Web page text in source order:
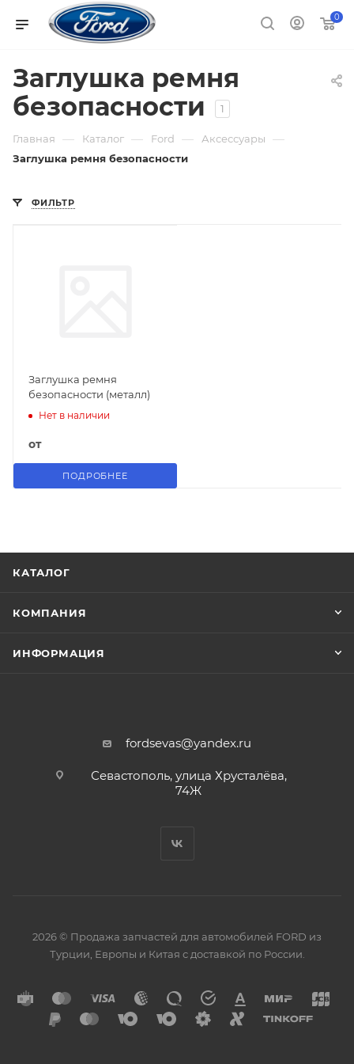
0
Заглушка ремня
безопасности
1
Главная — Каталог — Ford — Аксессуары —
Заглушка ремня безопасности
ФИЛЬТР
Заглушка ремня
безопасности (металл)
Нет в наличии
от
ПОДРОБНЕЕ
КАТАЛОГ
КОМПАНИЯ
ИНФОРМАЦИЯ
fordsevas@yandex.ru
Севастополь, улица Хрусталёва,
74Ж
2026 © Продажа запчастей для автомобилей FORD из
Турции, Европы и Китая с доставкой по России.